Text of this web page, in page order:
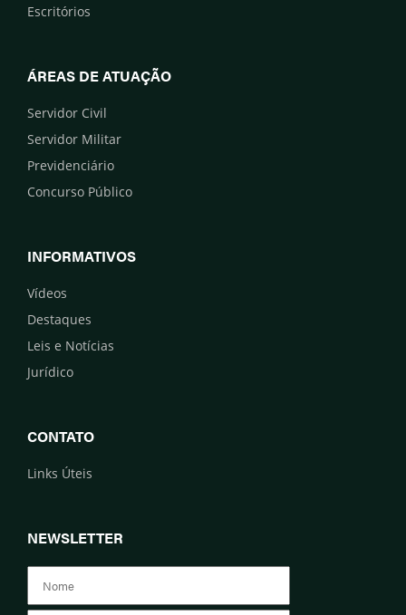
Escritórios
ÁREAS DE ATUAÇÃO
Servidor Civil
Servidor Militar
Previdenciário
Concurso Público
INFORMATIVOS
Vídeos
Destaques
Leis e Notícias
Jurídico
CONTATO
Links Úteis
NEWSLETTER